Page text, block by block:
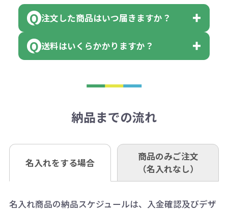
※10個単位など購入できる単位が決
はまらない数を入力すると、アラー
アラートに従って数を調整してくだ
（商品の状態により、対応が変わる
※不良商品をご返却いただけない場
います。あらかじめご了承くださ
※不良商品は商品到着後7営業日以
お問合せ先
AM10:00～PM5:00（土・日・祝日を
※例えば2色印刷の場合には、名入
れ費用が2倍、製版代が2倍必要で
相談下さい。
なお、印刷代はボリュームディスカ
同じ版で多くの数量を印刷すると、1
個当たりの印刷代単価がお安くなり
一方、数量が少なく一定数に満たな
領収書のダウンロード
■三菱UFJ銀行
小田井支店（おたいしてん）
■ゆうちょ銀行（振替口座）
口座名 株式会社モノベーション
※振り込み手数料はお客さま負担と
なりますのでご注意ください。
注文した商品はいつ届きますか？
既製品の場合、ご入金確認後3営業
ご入金確認後約3週間となります。
定しているものもあります。
あれば、午前中までにご注文とご入
金いただければ翌日着でお送りする
お急ぎの場合、ご相談ください。最
送料はいくらかかりますか？
き別途申し受けます。
も複数ヶ所への納品の場合、別途送
料頂戴する場合がございます。
詳細はこちらご確認ください。
納品までの流れ
名入れをする場合
商品のみご注文
（名入れなし）
名入れ商品の納品スケジュールは、入金確認及びデザ